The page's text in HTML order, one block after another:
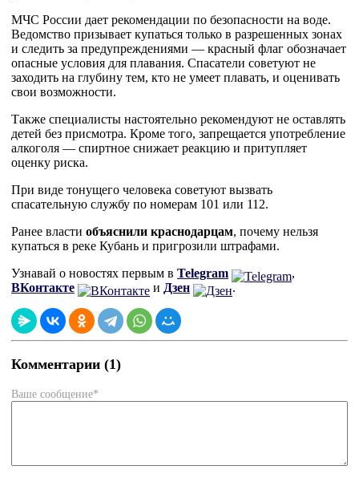
МЧС России дает рекомендации по безопасности на воде.
Ведомство призывает купаться только в разрешенных зонах
и следить за предупреждениями — красный флаг обозначает
опасные условия для плавания. Спасатели советуют не
заходить на глубину тем, кто не умеет плавать, и оценивать
свои возможности.
Также специалисты настоятельно рекомендуют не оставлять
детей без присмотра. Кроме того, запрещается употребление
алкоголя — спиртное снижает реакцию и притупляет
оценку риска.
При виде тонущего человека советуют вызвать
спасательную службу по номерам 101 или 112.
Ранее власти объяснили краснодарцам, почему нельзя
купаться в реке Кубань и пригрозили штрафами.
Узнавай о новостях первым в Telegram
,
ВКонтакте
и Дзен .
Комментарии (1)
Ваше сообщение*